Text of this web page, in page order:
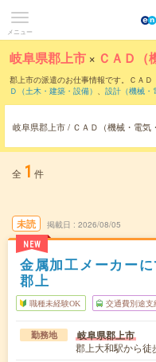
メニュー
岐阜県郡上市 × ＣＡＤ（
郡上市の派遣のお仕事情報です。ＣＡＤ
Ｄ（土木・建築・設備） 、 設計（機械・
Ｃ
は？
岐阜県郡上市 / ＣＡＤ（機械・電気
全 1 件
未読
NEW
掲載日 2026/08/05
金属加工メーカー
郡上
職種未経験OK 交通費別途支
勤務地 岐阜県郡上市
郡上大和駅から徒